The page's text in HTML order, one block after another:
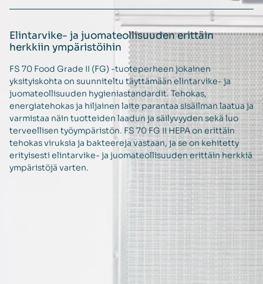
Elintarvike- ja juomateollisuuden erittäin
herkkiin ympäristöihin
FS 70 Food Grade II (FG) -tuoteperheen jokainen
yksityiskohta on suunniteltu täyttämään elintarvike- ja
juomateollisuuden hygieniastandardit. Tehokas,
energiatehokas ja hiljainen laite parantaa sisäilman laatua ja
varmistaa näin tuotteiden laadun ja säilyvyyden sekä luo
terveellisen työympäristön. FS 70 FG II HEPA on erittäin
tehokas viruksia ja bakteereja vastaan, ja se on kehitetty
erityisesti elintarvike- ja juomateollisuuden erittäin herkkiä
ympäristöjä varten.